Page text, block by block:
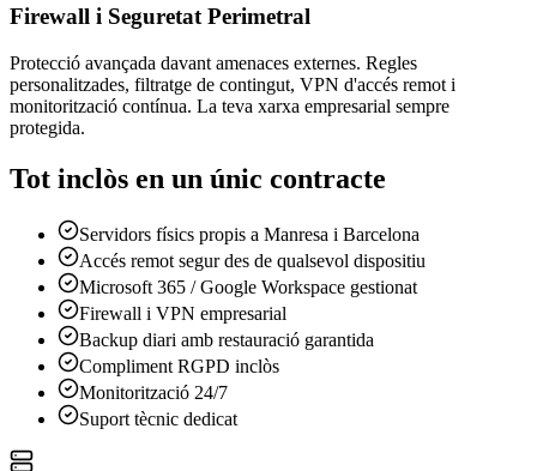
Firewall i Seguretat Perimetral
Protecció avançada davant amenaces externes. Regles
personalitzades, filtratge de contingut, VPN d'accés remot i
monitorització contínua. La teva xarxa empresarial sempre
protegida.
Tot inclòs en un únic contracte
Servidors físics propis a Manresa i Barcelona
Accés remot segur des de qualsevol dispositiu
Microsoft 365 / Google Workspace gestionat
Firewall i VPN empresarial
Backup diari amb restauració garantida
Compliment RGPD inclòs
Monitorització 24/7
Suport tècnic dedicat